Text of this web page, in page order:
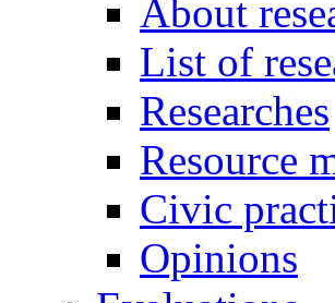
About
List of
Researches
Resource
Civic
Opinions